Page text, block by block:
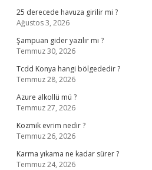
25 derecede havuza girilir mi ?
Ağustos 3, 2026
Şampuan gider yazılır mı ?
Temmuz 30, 2026
Tcdd Konya hangi bölgededir ?
Temmuz 28, 2026
Azure alkollü mü ?
Temmuz 27, 2026
Kozmik evrim nedir ?
Temmuz 26, 2026
Karma yıkama ne kadar sürer ?
Temmuz 24, 2026